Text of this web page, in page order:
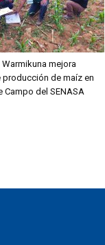
mejora
producción de maíz en
Campo del SENASA